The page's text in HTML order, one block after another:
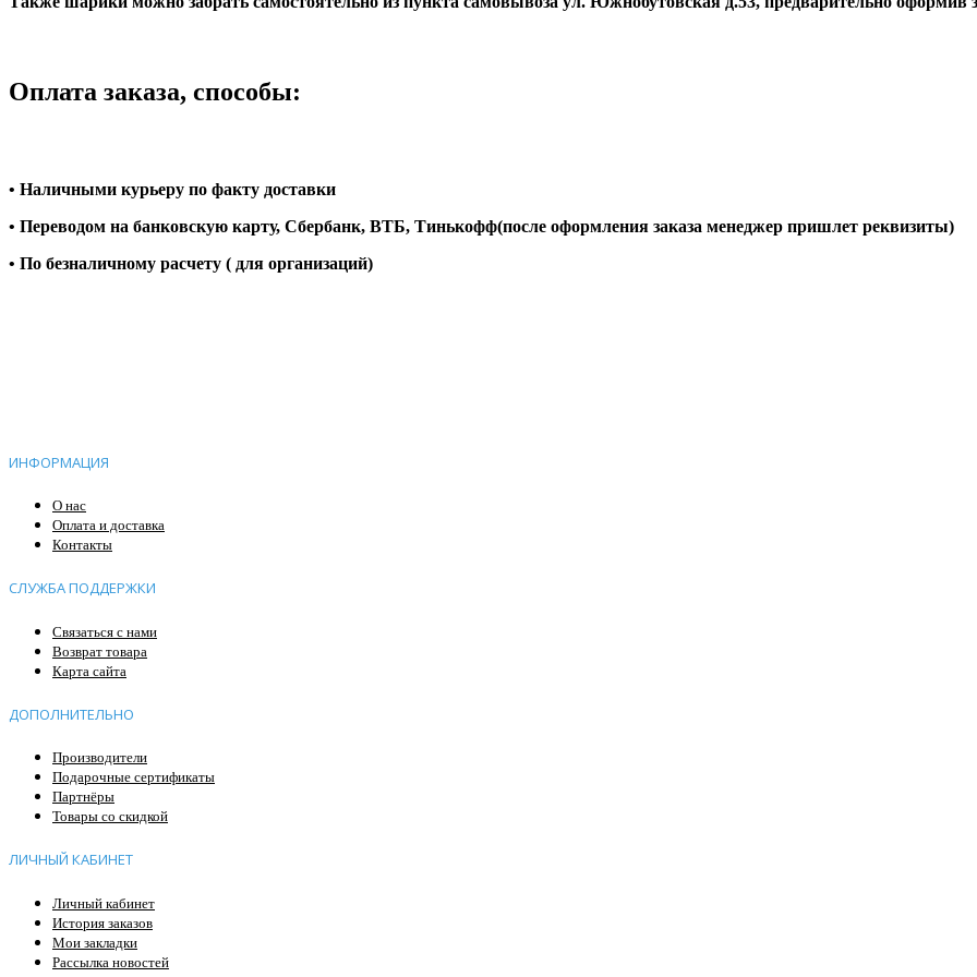
Оплата заказа, способы:
• Наличными курьеру по факту доставки
• Переводом на банковскую карту, Сбербанк, ВТБ, Тинькофф(после оформления заказа менеджер пришлет реквизиты)
• По безналичному расчету ( для организаций)
ИНФОРМАЦИЯ
О нас
Оплата и доставка
Контакты
СЛУЖБА ПОДДЕРЖКИ
Связаться с нами
Возврат товара
Карта сайта
ДОПОЛНИТЕЛЬНО
Производители
Подарочные сертификаты
Партнёры
Товары со скидкой
ЛИЧНЫЙ КАБИНЕТ
Личный кабинет
История заказов
Мои закладки
Рассылка новостей